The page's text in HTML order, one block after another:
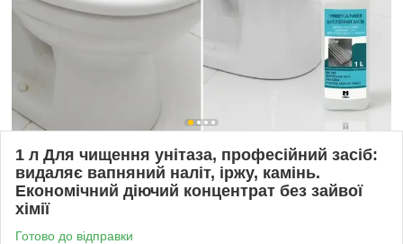
1 л Для чищення унітаза, професійний засіб:
видаляє вапняний наліт, іржу, камінь.
Економічний діючий концентрат без зайвої
хімії
Готово до відправки